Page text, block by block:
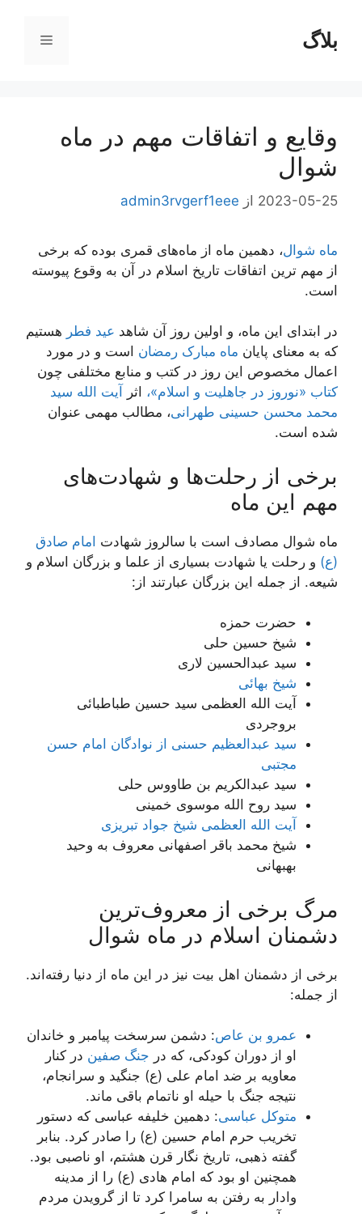
محتوابلاگ فهرست
وقایع و اتفاقات مهم در ماه
شوال
2023-05-25 از admin3rvgerf1eee
ماه شوال، دهمین ماه از ماه‌های قمری بوده که برخی
از مهم ترین اتفاقات تاریخ اسلام در آن به وقوع پیوسته
است.
در ابتدای این ماه، و اولین روز آن شاهد عید فطر هستیم
که به معنای پایان ماه مبارک رمضان است و در مورد
اعمال مخصوص این روز در کتب و منابع مختلفی چون
کتاب «نوروز در جاهلیت و اسلام»، اثر
آیت الله سید
محمد محسن حسینی طهرانی، مطالب مهمی عنوان
شده است.
برخی از رحلت‌ها و شهادت‌های
مهم این ماه
ماه شوال مصادف است با سالروز شهادت امام صادق
(ع) و رحلت یا شهادت بسیاری از علما و بزرگان اسلام و
شیعه. از جمله این بزرگان عبارتند از:
حضرت حمزه
شیخ حسین حلى
سید عبدالحسین لارى
شیخ بهائى
آیت الله العظمى سید حسین طباطبائى
بروجردى
سید عبدالعظیم حسنى از نوادگان امام حسن
مجتبی
سید عبدالکریم بن طاووس حلى
سید روح الله موسوى خمینى
آیت الله العظمى شیخ جواد تبریزى
شیخ محمد باقر اصفهانى معروف به وحید
بهبهانى
مرگ برخی از معروف‌ترین
دشمنان اسلام در ماه شوال
برخی از دشمنان اهل بیت نیز در این ماه از دنیا رفته‌اند.
از جمله:
عمرو بن عاص: دشمن سرسخت پیامبر و خاندان
او از دوران کودکی، که در جنگ صفین در کنار
معاویه بر ضد امام علی (ع) جنگید و سرانجام،
نتیجه جنگ با حیله او ناتمام باقی ماند.
متوکل عباسی: دهمین خلیفه عباسی که دستور
تخریب حرم امام حسین (ع) را صادر کرد. بنابر
گفته ذهبی، تاریخ نگار قرن هشتم، او ناصبی بود.
همچنین او بود که امام هادی (ع) را از مدینه
وادار به رفتن به سامرا کرد تا از گرویدن مردم